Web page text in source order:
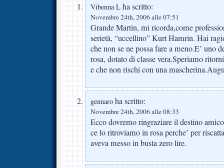
Vibenna L ha scritto:
Novembre 24th, 2006 alle 07:51
Grande Martin, mi ricorda,come
serietà, “uccellino” Kurt Hamrin. Hai
che non se ne possa fare a meno.E’ uno
rosa, dotato di classe vera.Speriamo
e che non rischi con una
gennaro ha scritto:
Novembre 24th, 2006 alle 08:33
Ecco dovremo ringraziare il destino
ce lo ritroviamo in rosa perche’ per
aveva messo in busta zero lire.